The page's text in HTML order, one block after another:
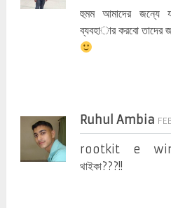
হুমম আমাদের জন্যে
ব্যবহার করবো তাদের
Ruhul Ambia
rootkit e
থাইকা???!!